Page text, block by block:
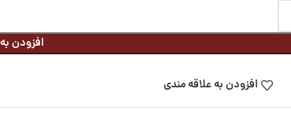
افزودن
افزودن به علاقه مندی